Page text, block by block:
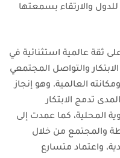
والارتقاء بسمعتها
ثقة عالمية استثنائية في
والتواصل المجتمعي
العالمية. وهو إنجاز
تدمج الابتكار
المحلية، كما عمدت إلى
والمجتمع من خلال
واعتماد متسارع